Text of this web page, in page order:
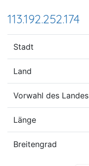
113.192.252.174
Stadt
Land
Vorwahl des Landes
Länge
Breitengrad